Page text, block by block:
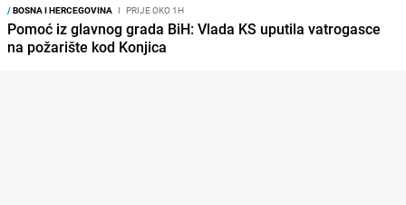
/BOSNA I HERCEGOVINA I PRIJE OKO 1H
Pomoć iz glavnog grada BiH: Vlada KS uputila vatrogasce
na požarište kod Konjica